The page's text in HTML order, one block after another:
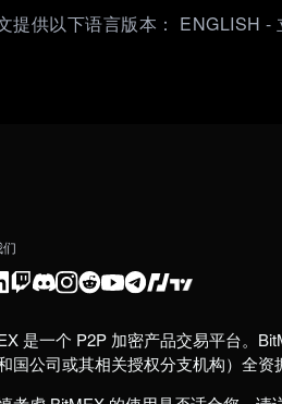
提供以下语言版本： ENGLISH
是一个 P2P 加密产品交易平台。
国公司或其相关授权分支机构）全资